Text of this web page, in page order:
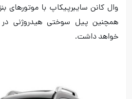
وال کانن سایبرپیکاپ با موتورهای
همچنین پیل سوختی هیدروژنی در
خواهد داشت.